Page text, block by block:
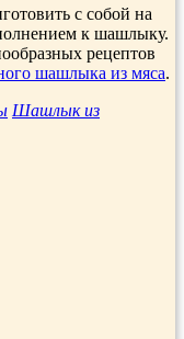
с собой на
к шашлыку.
рецептов
шашлыка из мяса.
Шашлык из